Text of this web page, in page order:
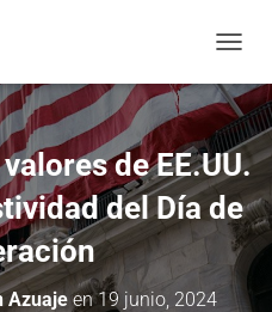
de EE.UU.
del Día de
Azuajeen19 junio, 2024